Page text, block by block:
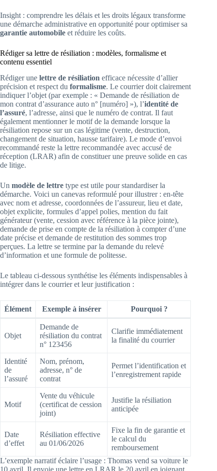
Insight : comprendre les délais et les droits légaux transforme
une démarche administrative en opportunité pour optimiser sa
garantie automobile et réduire les coûts.
Rédiger sa lettre de résiliation : modèles, formalisme et
contenu essentiel
Rédiger une lettre de résiliation efficace nécessite d’allier
précision et respect du formalisme. Le courrier doit clairement
indiquer l’objet (par exemple : « Demande de résiliation de
mon contrat d’assurance auto n° [numéro] »), l’identité de
l’assuré, l’adresse, ainsi que le numéro de contrat. Il faut
également mentionner le motif de la demande lorsque la
résiliation repose sur un cas légitime (vente, destruction,
changement de situation, hausse tarifaire). Le mode d’envoi
recommandé reste la lettre recommandée avec accusé de
réception (LRAR) afin de constituer une preuve solide en cas
de litige.
Un modèle de lettre type est utile pour standardiser la
démarche. Voici un canevas reformulé pour illustrer : en-tête
avec nom et adresse, coordonnées de l’assureur, lieu et date,
objet explicite, formules d’appel polies, mention du fait
générateur (vente, cession avec référence à la pièce jointe),
demande de prise en compte de la résiliation à compter d’une
date précise et demande de restitution des sommes trop
perçues. La lettre se termine par la demande du relevé
d’information et une formule de politesse.
Le tableau ci-dessous synthétise les éléments indispensables à
intégrer dans le courrier et leur justification :
Élément Exemple à insérer Pourquoi ?
Objet
Demande de
résiliation du contrat
n° 123456
Clarifie immédiatement
la finalité du courrier
Identité
de
l’assuré
Nom, prénom,
adresse, n° de
contrat
Permet l’identification et
l’enregistrement rapide
Motif
Vente du véhicule
(certificat de cession
joint)
Justifie la résiliation
anticipée
Date
d’effet
Résiliation effective
au 01/06/2026
Fixe la fin de garantie et
le calcul du
remboursement
L’exemple narratif éclaire l’usage : Thomas vend sa voiture le
10 avril. Il envoie une lettre en LRAR le 20 avril en joignant